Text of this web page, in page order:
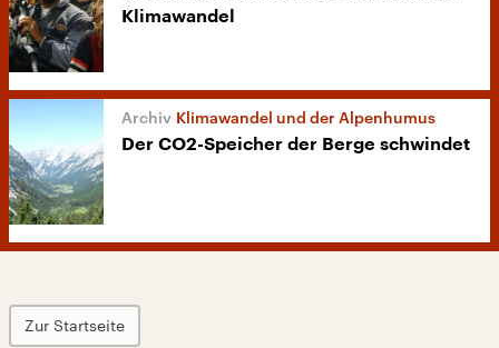
Klimawandel
Klimawandel und der Alpenhumus
Der CO2-Speicher der Berge schwindet
Zur Startseite